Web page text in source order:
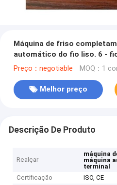
Máquina de friso
automático do fio liso. 6 - fio
Preço：negotiable MOQ：1
Melhor preço
Descrição De Produto
Realçar
máquina
máquina
terminal
Certificação
ISO, CE